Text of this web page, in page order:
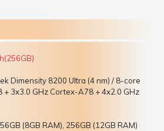
Dimensity 8200 Ultra (4 nm) / 8-core
+ 3x3.0 GHz Cortex-A78 + 4x2.0 GHz
(8GB RAM), 256GB (12GB RAM)